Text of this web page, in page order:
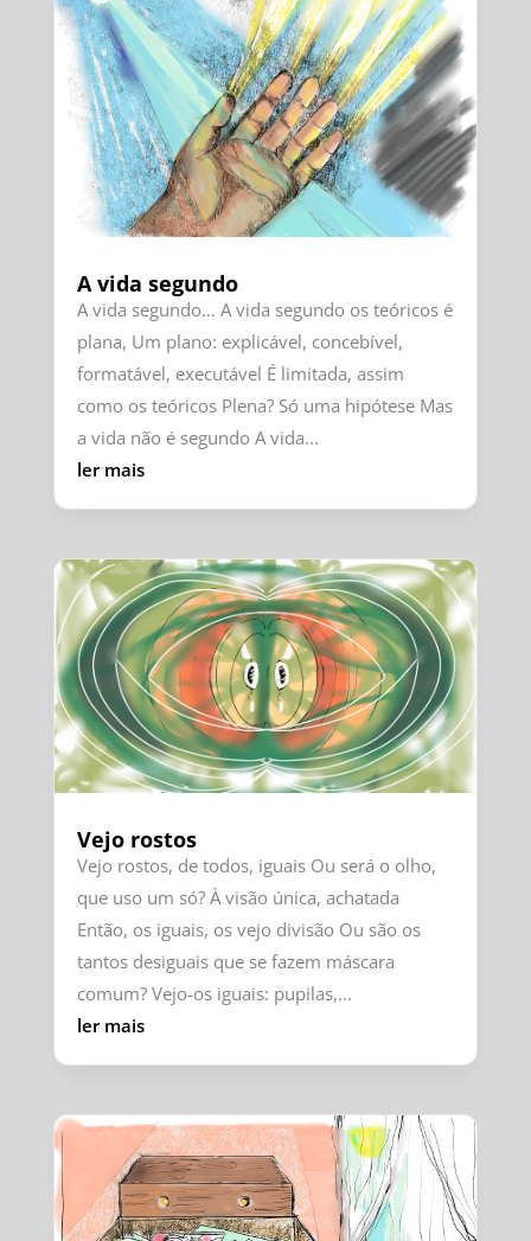
A vida segundo
A vida segundo… A vida segundo os teóricos é
plana, Um plano: explicável, concebível,
formatável, executável É limitada, assim
como os teóricos Plena? Só uma hipótese Mas
a vida não é segundo A vida...
ler mais
Vejo rostos
Vejo rostos, de todos, iguais Ou será o olho,
que uso um só? À visão única, achatada
Então, os iguais, os vejo divisão Ou são os
tantos desiguais que se fazem máscara
comum? Vejo-os iguais: pupilas,...
ler mais